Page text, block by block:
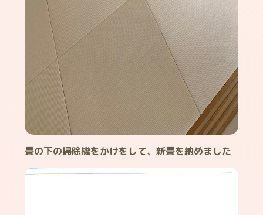
畳の下の掃除機をかけをして、新畳を納めました